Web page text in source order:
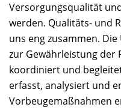
Versorgungsqualität
werden. Qualitäts- und
uns eng zusammen.
zur Gewährleistung der
koordiniert und
erfasst, analysiert und
Vorbeugemaßnahmen